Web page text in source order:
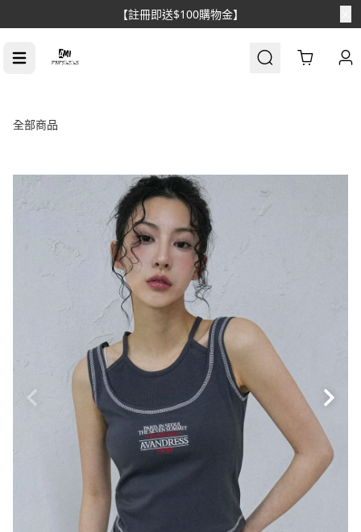
【註冊即送$100購物金】
Cart
全部商品